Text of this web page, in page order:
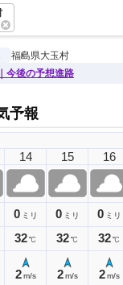
地震情報
福島県大玉村
今後の予想進路
予報
14
0 ミリ
32℃
2 m/s
15
0 ミリ
32℃
2 m/s
16
0 ミリ
32℃
2 m/s